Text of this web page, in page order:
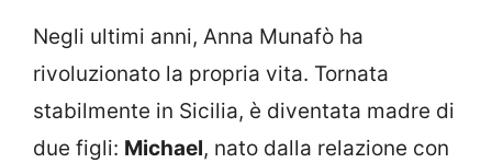
Negli ultimi anni, Anna Munafò ha
rivoluzionato la propria vita. Tornata
stabilmente in Sicilia, è diventata madre di
due figli: Michael, nato dalla relazione con